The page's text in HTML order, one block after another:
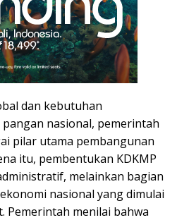
dan kebutuhan
nasional, pemerintah
pilar utama pembangunan
itu, pembentukan KDKMP
melainkan bagian
nasional yang dimulai
menilai bahwa